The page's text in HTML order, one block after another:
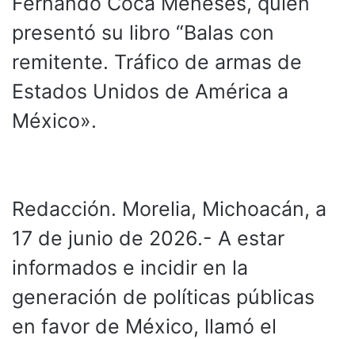
presentó su libro “Balas con
remitente. Tráfico de armas de
Estados Unidos de América a
México».
Redacción. Morelia, Michoacán, a
17 de junio de 2026.- A estar
informados e incidir en la
generación de políticas públicas
en favor de México, llamó el